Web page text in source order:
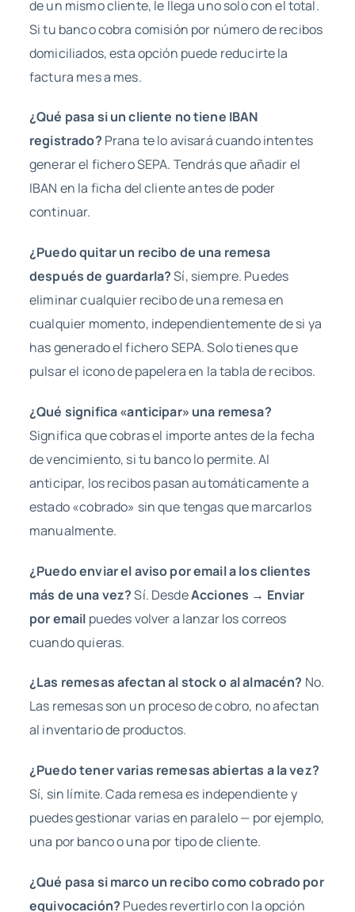
de un mismo cliente, le llega uno solo con el total.
Si tu banco cobra comisión por número de recibos
domiciliados, esta opción puede reducirte la
factura mes a mes.
¿Qué pasa si un cliente no tiene IBAN
registrado? Prana te lo avisará cuando intentes
generar el fichero SEPA. Tendrás que añadir el
IBAN en la ficha del cliente antes de poder
continuar.
¿Puedo quitar un recibo de una remesa
después de guardarla?Sí, siempre. Puedes
eliminar cualquier recibo de una remesa en
cualquier momento, independientemente de si ya
has generado el fichero SEPA. Solo tienes que
pulsar el icono de papelera en la tabla de recibos.
¿Qué significa «anticipar» una remesa?
Significa que cobras el importe antes de la fecha
de vencimiento, si tu banco lo permite. Al
anticipar, los recibos pasan automáticamente a
estado «cobrado» sin que tengas que marcarlos
manualmente.
¿Puedo enviar el aviso por email a los clientes
más de una vez?Sí. DesdeAcciones → Enviar
por email puedes volver a lanzar los correos
cuando quieras.
¿Las remesas afectan al stock o al almacén? No.
Las remesas son un proceso de cobro, no afectan
al inventario de productos.
¿Puedo tener varias remesas abiertas a la vez?
Sí, sin límite. Cada remesa es independiente y
puedes gestionar varias en paralelo — por ejemplo,
una por banco o una por tipo de cliente.
¿Qué pasa si marco un recibo como cobrado por
equivocación? Puedes revertirlo con la opción